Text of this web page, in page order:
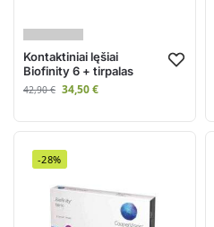
Kontaktiniai lęšiai
Biofinity 6 + tirpalas
42,90€ 34,50€
-28%